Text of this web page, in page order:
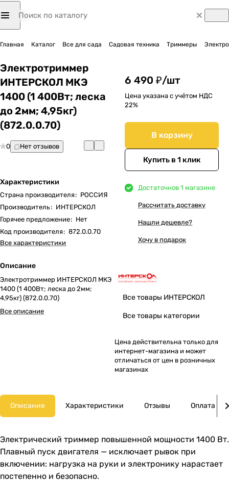
Главная Каталог Все для сада Садовая техника Триммеры
Электротриммер
ИНТЕРСКОЛ МКЭ
1400 (1 400Вт; леска
до 2мм; 4,95кг)
(872.0.0.70)
0 Нет отзывов
Характеристики
Страна производителя: РОССИЯ
Производитель: ИНТЕРСКОЛ
Горячее предложение: Нет
Код производителя: 872.0.0.70
Все характеристики
Описание
Электротриммер ИНТЕРСКОЛ МКЭ
1400 (1 400Вт; леска до 2мм;
4,95кг) (872.0.0.70)
Все описание
6 490 ₽/шт
Цена указана с учётом НДС
22%
В корзину
Купить в 1 клик
Достаточнов 1 магазине
Рассчитать доставку
Нашли дешевле?
Хочу в подарок
Все товары ИНТЕРСКОЛ
Все товары категории
Цена действительна только для
интернет-магазина и может
отличаться от цен в розничных
магазинах
Описание Характеристики Отзывы Оплата
Электрический триммер повышенной мощности 1400 Вт.
Плавный пуск двигателя — исключает рывок при
включении: нагрузка на руки и электронику нарастает
постепенно и безопасно.